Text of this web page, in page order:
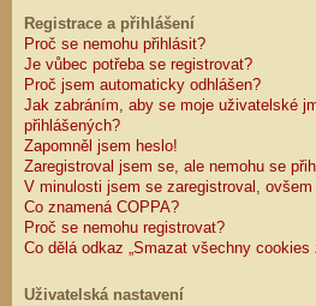
Registrace a přihlášení
Proč se nemohu přihlásit?
Je vůbec potřeba se registrovat?
Proč jsem automaticky odhlášen?
Jak zabráním, aby se moje uživatelské
přihlášených?
Zapomněl jsem heslo!
Zaregistroval jsem se, ale nemohu se
V minulosti jsem se zaregistroval,
Co znamená COPPA?
Proč se nemohu registrovat?
Co dělá odkaz „Smazat všechny cookies
Uživatelská nastavení